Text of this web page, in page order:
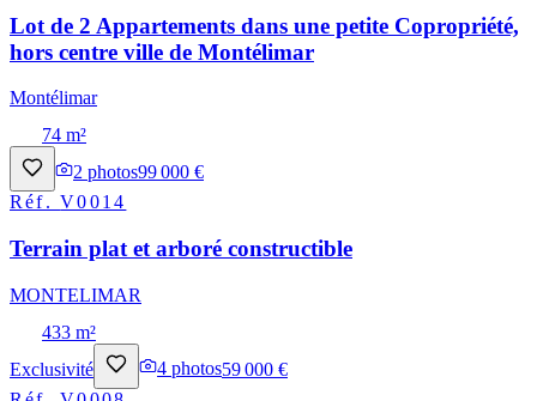
Lot de 2 Appartements dans une petite Copropriété,
hors centre ville de Montélimar
Montélimar
74 m²
2 photos99 000 €
Réf.V0014
Terrain plat et arboré constructible
MONTELIMAR
433 m²
Exclusivité
4 photos59 000 €